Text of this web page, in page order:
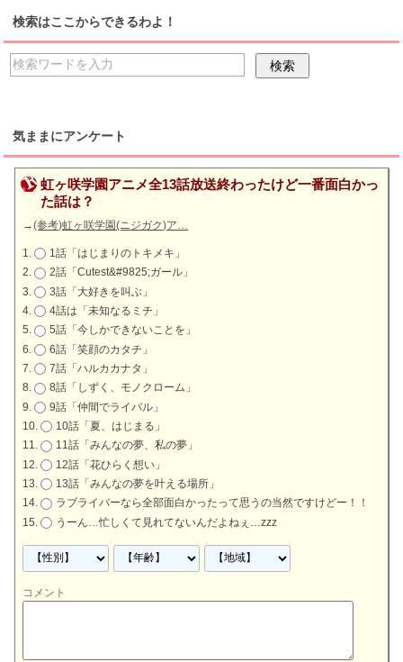
検索はここからできるわよ！
気ままにアンケート
虹ヶ咲学園アニメ全13話放送終わったけど一番面白かっ
た話は？
→(参考)虹ヶ咲学園(ニジガク)ア…
1話「はじまりのトキメキ」
2話「Cutest&#9825;ガール」
3話「大好きを叫ぶ」
4話は「未知なるミチ」
5話「今しかできないことを」
6話「笑顔のカタチ」
7話「ハルカカナタ」
8話「しずく、モノクローム」
9話「仲間でライバル」
10話「夏、はじまる」
11話「みんなの夢、私の夢」
12話「花ひらく想い」
13話「みんなの夢を叶える場所」
ラブライバーなら全部面白かったって思うの当然ですけどー！！
うーん…忙しくて見れてないんだよねぇ…zzz
コメント